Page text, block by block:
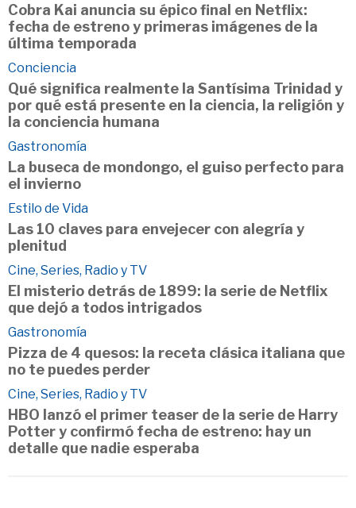
Cobra Kai anuncia su épico final en Netflix:
fecha de estreno y primeras imágenes de la
última temporada
Conciencia
Qué significa realmente la Santísima Trinidad y
por qué está presente en la ciencia, la religión y
la conciencia humana
Gastronomía
La buseca de mondongo, el guiso perfecto para
el invierno
Estilo de Vida
Las 10 claves para envejecer con alegría y
plenitud
Cine, Series, Radio y TV
El misterio detrás de 1899: la serie de Netflix
que dejó a todos intrigados
Gastronomía
Pizza de 4 quesos: la receta clásica italiana que
no te puedes perder
Cine, Series, Radio y TV
HBO lanzó el primer teaser de la serie de Harry
Potter y confirmó fecha de estreno: hay un
detalle que nadie esperaba